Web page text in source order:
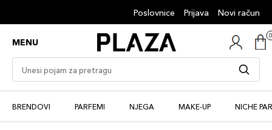
Poslovnice Prijava Novi račun
MENU
BRENDOVI PARFEMI NJEGA MAKE-UP NICHE